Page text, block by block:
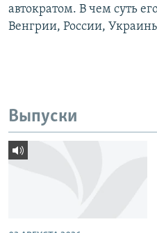
автократом. В чем суть
Венгрии, России,
Выпуски